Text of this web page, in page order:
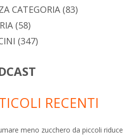
CATEGORIA(83)
(58)
(347)
RECENTI
meno zucchero da piccoli riduce